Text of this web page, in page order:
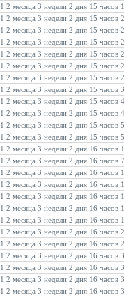
1 2 месяца 3 недели 2 дня 15 часов
1 2 месяца 3 недели 2 дня 15 часов
1 2 месяца 3 недели 2 дня 15 часов
1 2 месяца 3 недели 2 дня 15 часов
1 2 месяца 3 недели 2 дня 15 часов
1 2 месяца 3 недели 2 дня 15 часов
1 2 месяца 3 недели 2 дня 15 часов
1 2 месяца 3 недели 2 дня 15 часов
1 2 месяца 3 недели 2 дня 15 часов
1 2 месяца 3 недели 2 дня 15 часов
1 2 месяца 3 недели 2 дня 15 часов
1 2 месяца 3 недели 2 дня 15 часов
1 2 месяца 3 недели 2 дня 16 часов
1 2 месяца 3 недели 2 дня 16 часов
1 2 месяца 3 недели 2 дня 16 часов
1 2 месяца 3 недели 2 дня 16 часов
1 2 месяца 3 недели 2 дня 16 часов
1 2 месяца 3 недели 2 дня 16 часов
1 2 месяца 3 недели 2 дня 16 часов
1 2 месяца 3 недели 2 дня 16 часов
1 2 месяца 3 недели 2 дня 16 часов
1 2 месяца 3 недели 2 дня 16 часов
1 2 месяца 3 недели 2 дня 16 часов
1 2 месяца 3 недели 2 дня 16 часов
1 2 месяца 3 недели 2 дня 16 часов